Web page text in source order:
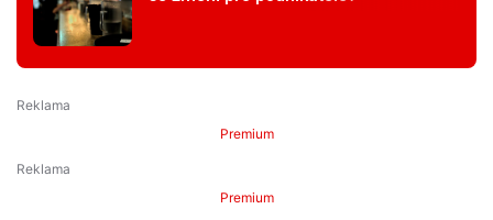
Premium
Premium